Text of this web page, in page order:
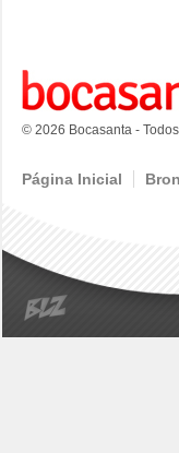
© 2026 Bocasanta -
Página Inicial